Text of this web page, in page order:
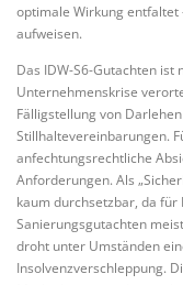
optimale Wirkung entfaltet
aufweisen.
Das IDW-S6-Gutachten
Unternehmenskrise
Fälligstellung von
Stillhaltevereinbarungen.
anfechtungsrechtliche
Anforderungen. Als
kaum durchsetzbar, da
Sanierungsgutachten
droht unter Umständen
Insolvenzverschleppung.